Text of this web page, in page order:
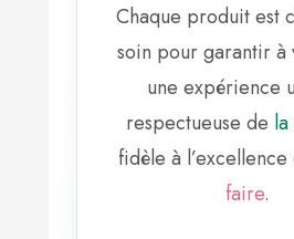
Chaque produit est
soin pour garantir à
une expérience
respectueuse de
fidèle à l’excellence
faire.